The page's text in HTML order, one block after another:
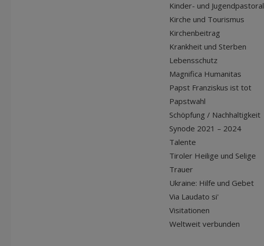
Kinder- und Jugendpastoral
Kirche und Tourismus
Kirchenbeitrag
Krankheit und Sterben
Lebensschutz
Magnifica Humanitas
Papst Franziskus ist tot
Papstwahl
Schöpfung / Nachhaltigkeit
Synode 2021 – 2024
Talente
Tiroler Heilige und Selige
Trauer
Ukraine: Hilfe und Gebet
Via Laudato si'
Visitationen
Weltweit verbunden